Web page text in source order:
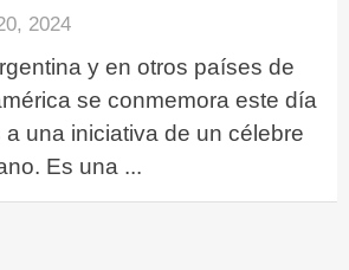
2024
y en otros países de
se conmemora este día
a una iniciativa de un célebre
Es una ...